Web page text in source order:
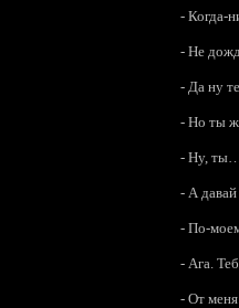
- Когда-
- Не
- Да ну
- Но ты
- Ну, ты…
- А
- По-
- Ага.
- От